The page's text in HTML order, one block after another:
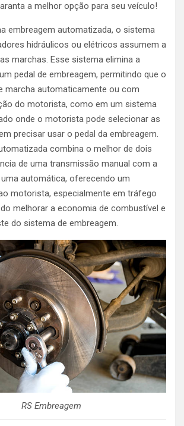
a melhor opção para seu veículo!
embreagem automatizada, o sistema
hidráulicos ou elétricos assumem a
marchas. Esse sistema elimina a
pedal de embreagem, permitindo que o
marcha automaticamente ou com
do motorista, como em um sistema
onde o motorista pode selecionar as
precisar usar o pedal da embreagem.
combina o melhor de dois
de uma transmissão manual com a
automática, oferecendo um
motorista, especialmente em tráfego
melhorar a economia de combustível e
do sistema de embreagem.
RS Embreagem